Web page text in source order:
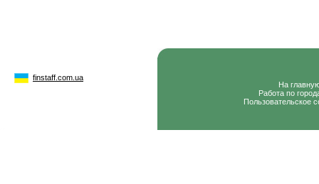
finstaff.com.ua
На
Работа по
Пользовательское